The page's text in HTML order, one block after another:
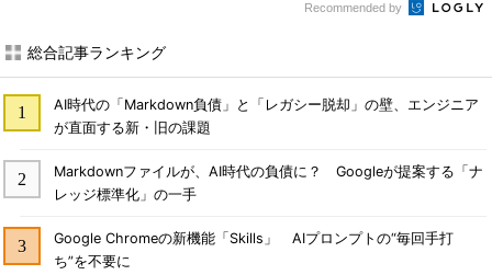
Recommended by
総合記事ランキング
AI時代の「Markdown負債」と「レガシー脱却」の壁、エンジニア
が直面する新・旧の課題
Markdownファイルが、AI時代の負債に？ Googleが提案する「ナ
レッジ標準化」の一手
Google Chromeの新機能「Skills」 AIプロンプトの“毎回手打
ち”を不要に